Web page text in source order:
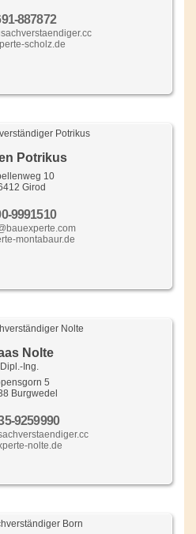
887872
scholz.de
Potrikus
10
Girod
9991510
montabaur.de
Nolte
Dipl.-Ing.
5
Burgwedel
9259990
nolte.de